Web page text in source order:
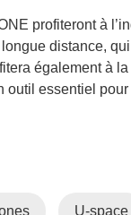
profiteront à
distance,
également à
outil essentiel
U-space